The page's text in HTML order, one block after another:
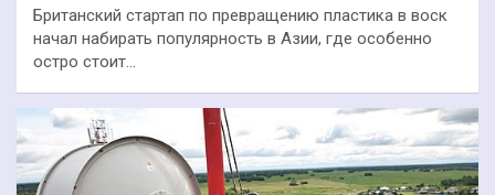
Британский стартап по превращению пластика в воск
начал набирать популярность в Азии, где особенно
остро стоит…